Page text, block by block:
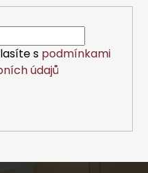
s podmínkami
údajů